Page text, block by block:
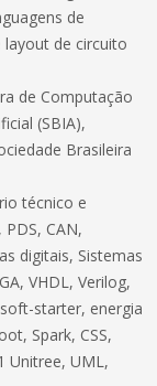
de
de circuito
de Computação
(SBIA),
Brasileira
técnico e
CAN,
digitais, Sistemas
VHDL, Verilog,
starter, energia
Spark, CSS,
Unitree, UML,